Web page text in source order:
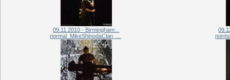
09.11.2010 - Birmingham...
normal_MikeShinodaClan_...